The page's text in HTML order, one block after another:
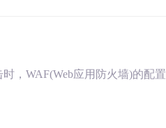
，WAF(Web应用防火墙)的配